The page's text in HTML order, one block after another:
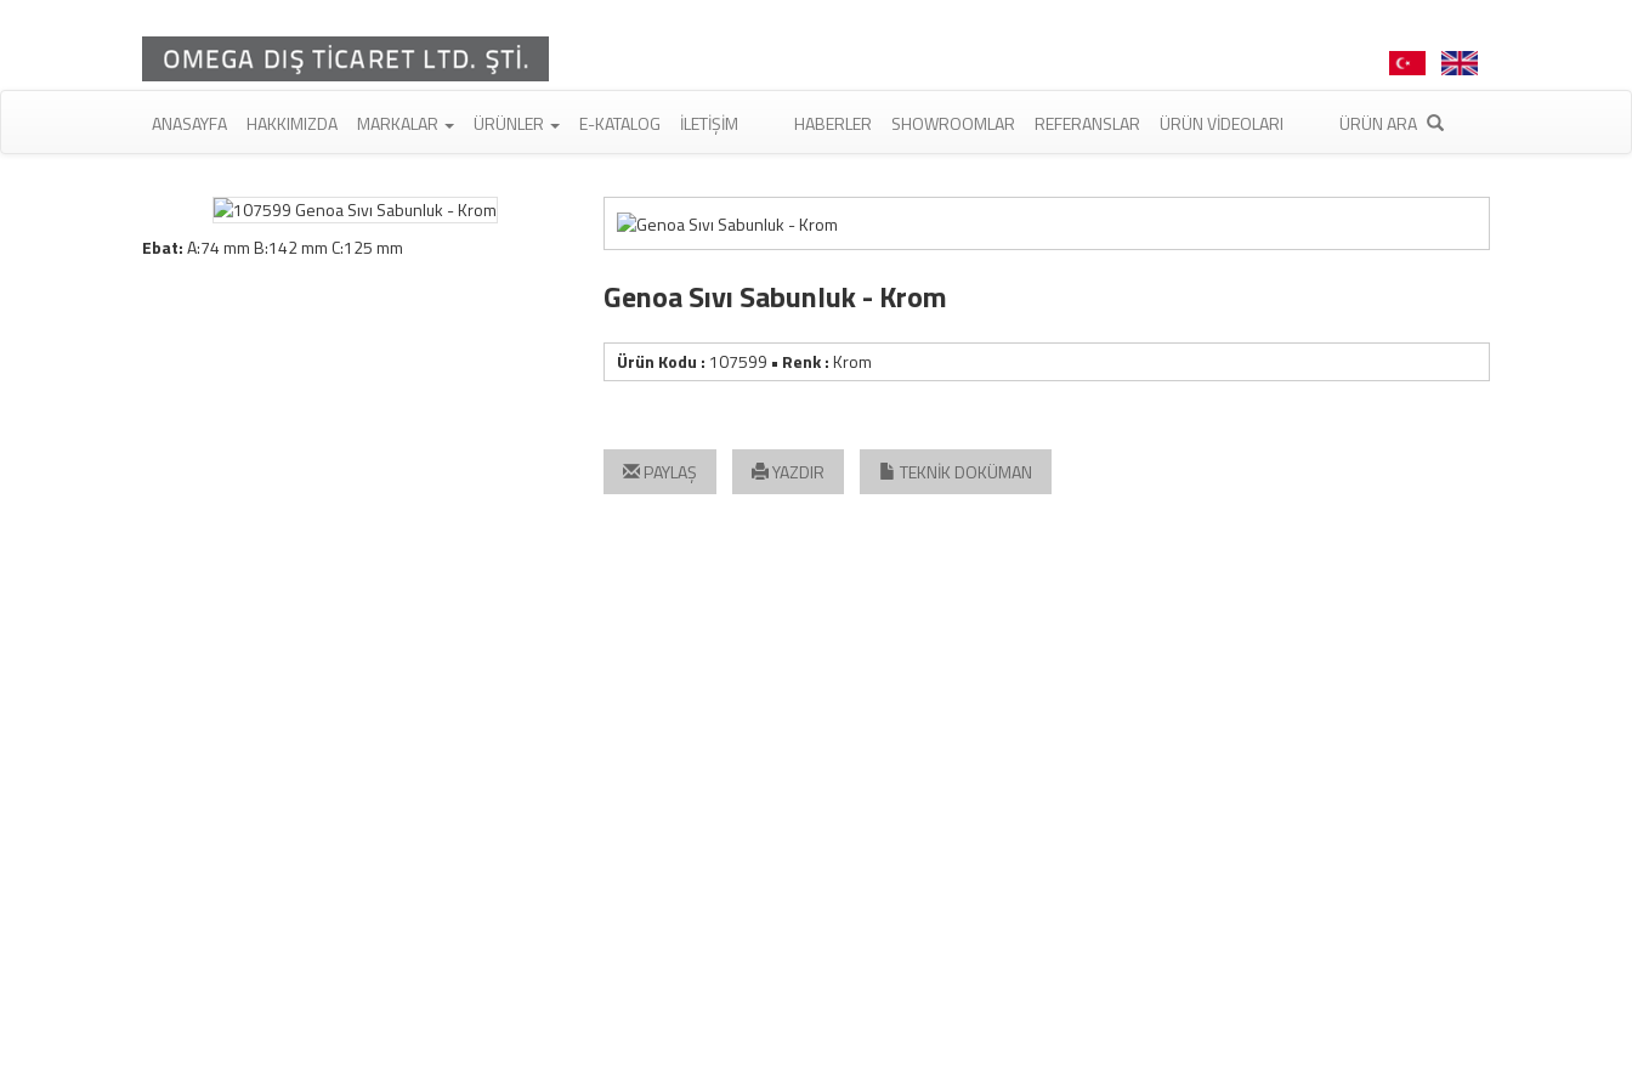
ANASAYFA HAKKIMIZDA MARKALAR ÜRÜNLER E-KATALOG İLETIŞIM HABERLER SHOWROOMLAR REFERANSLAR ÜRÜN VIDEOLARI ÜRÜN ARA
Ebat:A:74 mm B:142 mm C:125 mm
Genoa Sıvı Sabunluk - Krom
Ürün Kodu : 107599 • Renk :Krom
PAYLAŞ YAZDIR TEKNİK DOKÜMAN